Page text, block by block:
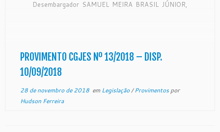
Desembargador SAMUEL MEIRA BRASIL JÚNIOR,
orientação administrativa com […]
PROVIMENTO CGJES Nº 13/2018 – DISP.
10/09/2018
28 de novembro de 2018em Legislação/Provimentospor
Hudson Ferreira